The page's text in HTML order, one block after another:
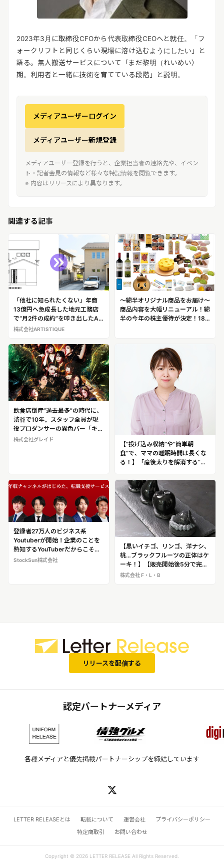
2023年3月に取締役CFOから代表取締役CEOへと就任。「フ
ォークリフトと同じくらい現場に溶け込むようにしたい」と
語る。無人搬送サービスについて「まだ黎明（れいめい）
期。利用者と一緒に技術を育てている段階」と説明。
メディアユーザーログイン
メディアユーザー新規登録
メディアユーザー登録を行うと、企業担当者の連絡先や、イベン
ト・記者会見の情報など様々な特記情報を閲覧できます。
※ 内容はリリースにより異なります。
関連する記事
「他社に知られたくない」年商
13億円へ急成長した地元工務店
で“月2件の成約”を叩き出したAI
ツール。キッズデザイン賞受賞デ
のために開発した『real shot』
株式会社ARTISTIQUE
～綿半オリジナル商品をお届け～
商品内容を大幅リニューアル！綿
半の今年の株主優待が決定！18
飲食店倒産”過去最多”の時代に、
渋谷で10年。スタッフ全員が現
役プロダンサーの異色バー「キズ
キ」が10周年記念ショー「Ｘ-エ
株式会社グレイド
【”投げ込み収納”や”簡単朝
食”で、ママの睡眠時間は長くな
る！】「産後太りを解消する“ロ
き算育児”で実現できる！」と提
唱 “ひき算育児”のプロフェッシ
ョナル ねんねママ（和氣春花）
登録者27万人のビジネス系
Youtuberが開始！企業のことを
熟知するYouTuberだからこそで
きた、利用者700人超の人気転職
StockSun株式会社
【黒いイチゴ、リンゴ、洋ナシ、
桃…ブラックフルーツの正体はケ
ーキ！】【販売開始後5分で完売
した黒いバラのケーキ】衝撃のビ
株式会社 F・L・B
リリースを配信する
認定パートナーメディア
各種メディアと優先掲載パートナーシップを締結しています
LETTER RELEASEとは 転載について 運営会社
プライバシーポリシー
特定商取引
お問い合わせ
Copyright © 2026 LETTER RELEASE All Rights Reserved.